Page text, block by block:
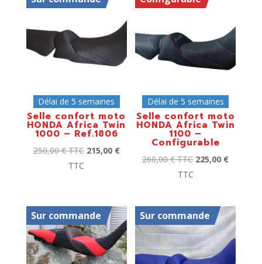
Délai de 5 semaines
Selle confort moto
HONDA Africa Twin
1000 – Ref.1806
250,00€ TTC 215,00 €
TTC
Délai de 5 semaines
Selle confort moto
HONDA Africa Twin
1100 –
Configurable
260,00€ TTC 225,00 €
TTC
Sur commande Sur commande